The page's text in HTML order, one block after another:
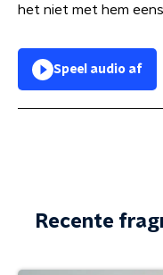
het niet met hem
Speel audio af
Recente